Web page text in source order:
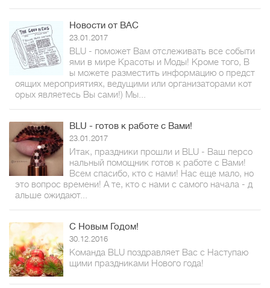
Новости от ВАС
23.01.2017
BLU - поможет Вам отслеживать все событи
ями в мире Красоты и Моды! Кроме того, В
ы можете разместить информацию о предст
оящих мероприятиях, ведущими или организаторами кот
орых являетесь Вы сами!) Мы...
BLU - готов к работе с Вами!
23.01.2017
Итак, праздники прошли и BLU - Ваш персо
нальный помощник готов к работе с Вами!
Всем спасибо, кто с нами! Нас еще мало, но
это вопрос времени! А те, кто с нами с самого начала - д
альше ожидают...
С Новым Годом!
30.12.2016
Команда BLU поздравляет Вас с Наступаю
щими праздниками Нового года!